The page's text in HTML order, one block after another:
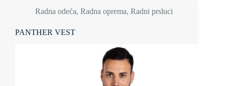
Radna odeća, Radna oprema, Radni prsluci
PANTHER VEST